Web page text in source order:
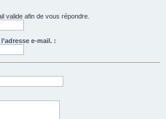
valide afin de vous répondre.
e-mail. :